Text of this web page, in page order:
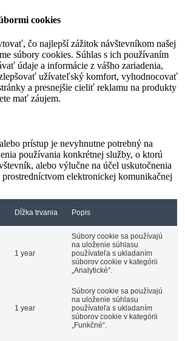
cookies
čo najlepší zážitok návštevníkom našej
súbory cookies. Súhlas s ich používaním
údaje a informácie z vášho zariadenia,
užívateľský komfort, vyhodnocovať
a presnejšie cieliť reklamu na produkty
mať záujem.
prístup je nevyhnutne potrebný na
používania konkrétnej služby, o ktorú
alebo výlučne na účel uskutočnenia
elektronickej komunikačnej
Dĺžka trvania Popis
1 year
Súbory cookie sa používajú
na uloženie súhlasu
používateľa s ukladaním
súborov cookie v kategórii
„Analytické“.
1 year
Súbory cookie sa používajú
na uloženie súhlasu
používateľa s ukladaním
súborov cookie v kategórii
„Funkčné“.